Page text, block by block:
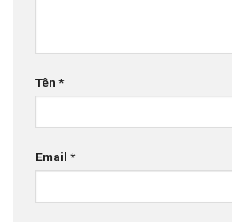
Tên *
Email *